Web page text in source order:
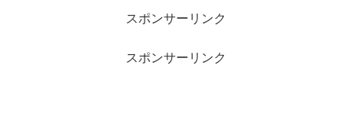
スポンサーリンク
スポンサーリンク